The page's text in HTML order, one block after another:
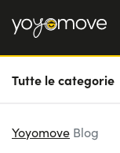
OFFERTE
OFFERTE
AUTO USATE
Tutte le categorie
Yoyomove Blog